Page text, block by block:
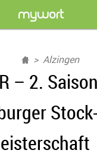
Alzingen
– 2.